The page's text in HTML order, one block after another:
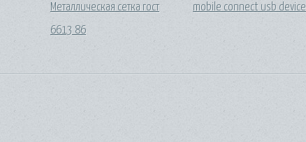
Металлическая сетка гост
6613 86
mobile connect usb device